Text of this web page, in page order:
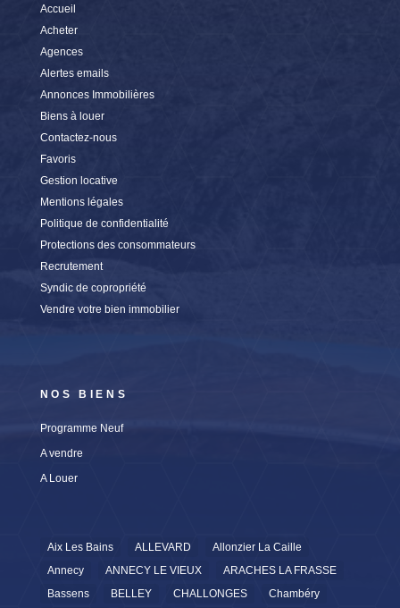
Accueil
Acheter
Agences
Alertes emails
Annonces Immobilières
Biens à louer
Contactez-nous
Favoris
Gestion locative
Mentions légales
Politique de confidentialité
Protections des consommateurs
Recrutement
Syndic de copropriété
Vendre votre bien immobilier
NOS BIENS
Programme Neuf
A vendre
A Louer
Aix Les Bains ALLEVARD
Allonzier La Caille
Annecy
ANNECY LE VIEUX
ARACHES LA FRASSE
Bassens
BELLEY CHALLONGES
Chambéry